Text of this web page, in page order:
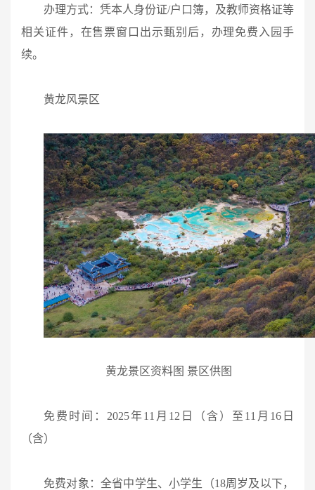
办理方式：凭本人身份证/户口簿，及教师资格证等
相关证件，在售票窗口出示甄别后，办理免费入园手
续。
黄龙风景区
黄龙景区资料图 景区供图
免费时间：2025年11月12日（含）至11月16日
（含）
免费对象：全省中学生、小学生（18周岁及以下，